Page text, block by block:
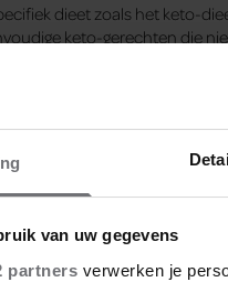
van uw gegevens
partners verwerken je
dieet zoals het keto-
keto-gerechten die
bij het afvallen, mits het op
dieet en een gezonde
getallen.
Lees dan eens het boek
je op
moet ik op letten bij het
Voor meer informatie, klik